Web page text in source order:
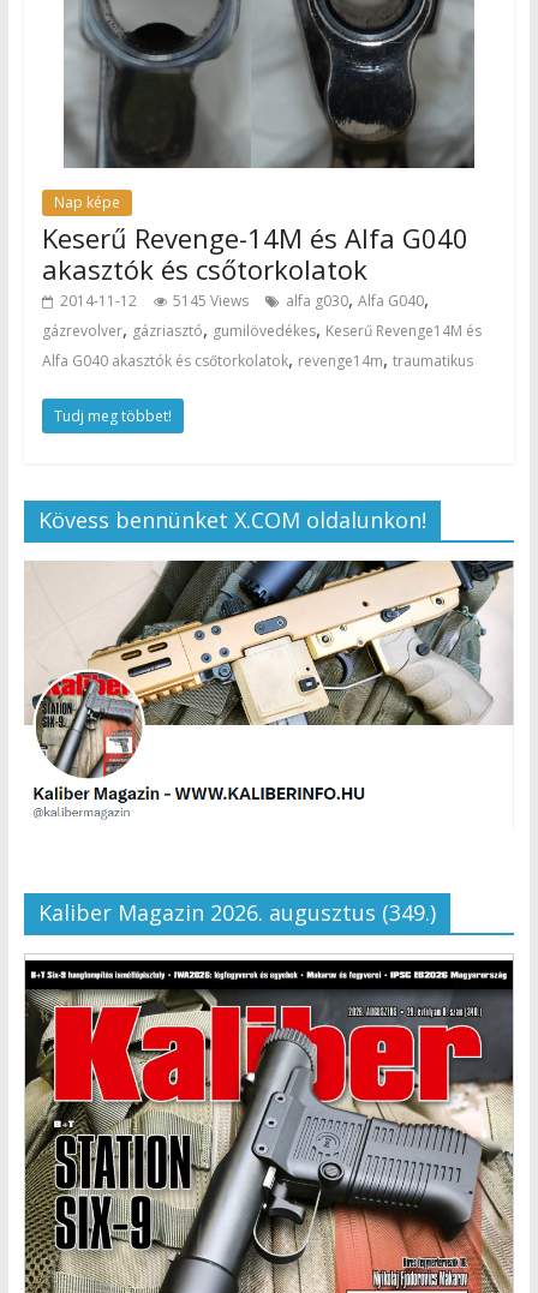
Nap képe
Keserű Revenge-14M és Alfa G040
akasztók és csőtorkolatok
2014-11-12 5145 Views alfa g030, Alfa G040,
gázrevolver, gázriasztó, gumilövedékes, Keserű Revenge14M és
Alfa G040 akasztók és csőtorkolatok, revenge14m, traumatikus
Tudj meg többet!
Kövess bennünket X.COM oldalunkon!
Kaliber Magazin 2026. augusztus (349.)